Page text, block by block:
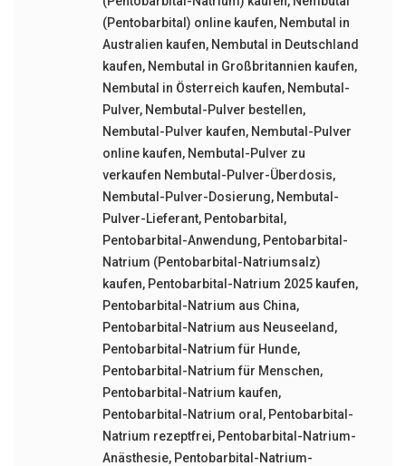
(Pentobarbital) online kaufen, Nembutal in
Australien kaufen, Nembutal in Deutschland
kaufen, Nembutal in Großbritannien kaufen,
Nembutal in Österreich kaufen, Nembutal-
Pulver, Nembutal-Pulver bestellen,
Nembutal-Pulver kaufen, Nembutal-Pulver
online kaufen, Nembutal-Pulver zu
verkaufen Nembutal-Pulver-Überdosis,
Nembutal-Pulver-Dosierung, Nembutal-
Pulver-Lieferant, Pentobarbital,
Pentobarbital-Anwendung, Pentobarbital-
Natrium (Pentobarbital-Natriumsalz)
kaufen, Pentobarbital-Natrium 2025 kaufen,
Pentobarbital-Natrium aus China,
Pentobarbital-Natrium aus Neuseeland,
Pentobarbital-Natrium für Hunde,
Pentobarbital-Natrium für Menschen,
Pentobarbital-Natrium kaufen,
Pentobarbital-Natrium oral, Pentobarbital-
Natrium rezeptfrei, Pentobarbital-Natrium-
Anästhesie, Pentobarbital-Natrium-